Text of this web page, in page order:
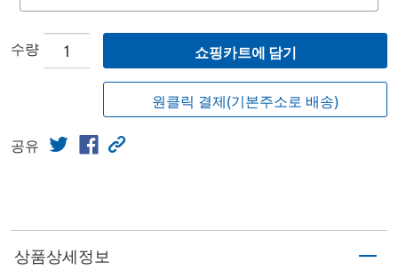
수량 쇼핑카트에 담기
원클릭 결제(기본주소로 배송)
공유
상품상세정보